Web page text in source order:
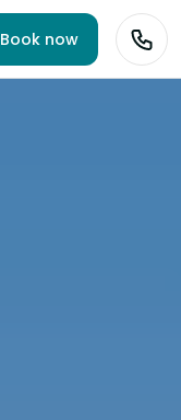
Book now